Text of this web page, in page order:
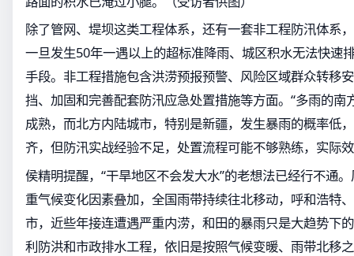
除了管网、堤坝这类工程体系，还有一套非工程防汛体系
一旦发生50年一遇以上的超标准降雨、城区积水无法快速
手段。非工程措施包含洪涝预报预警、风险区域群众转移
挡、加固和完善配套防汛应急处置措施等方面。“多雨的南
成熟，而北方内陆城市，特别是新疆，发生暴雨的概率低
齐，但防汛实战经验不足，处置流程可能不够熟练，实际
侯精明提醒，“干旱地区不会发大水”的老想法已经行不通
重气候变化因素叠加，全国雨带持续往北移动，呼和浩特
市，近些年接连遭遇严重内涝，和田的暴雨只是大趋势下
利防洪和市政排水工程，依旧是按照气候变暖、雨带北移